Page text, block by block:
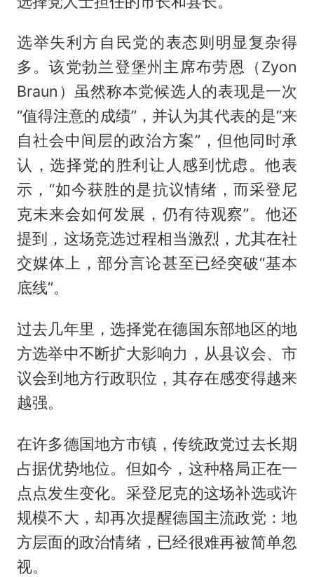
选举失利方自民党的表态则明显复杂得
多。该党勃兰登堡州主席布劳恩（Zyon
Braun）虽然称本党候选人的表现是一次
“值得注意的成绩”，并认为其代表的是“来
自社会中间层的政治方案”，但他同时承
认，选择党的胜利让人感到忧虑。他表
示，“如今获胜的是抗议情绪，而采登尼
克未来会如何发展，仍有待观察”。他还
提到，这场竞选过程相当激烈，尤其在社
交媒体上，部分言论甚至已经突破“基本
底线”。
过去几年里，选择党在德国东部地区的地
方选举中不断扩大影响力，从县议会、市
议会到地方行政职位，其存在感变得越来
越强。
在许多德国地方市镇，传统政党过去长期
占据优势地位。但如今，这种格局正在一
点点发生变化。采登尼克的这场补选或许
规模不大，却再次提醒德国主流政党：地
方层面的政治情绪，已经很难再被简单忽
视。